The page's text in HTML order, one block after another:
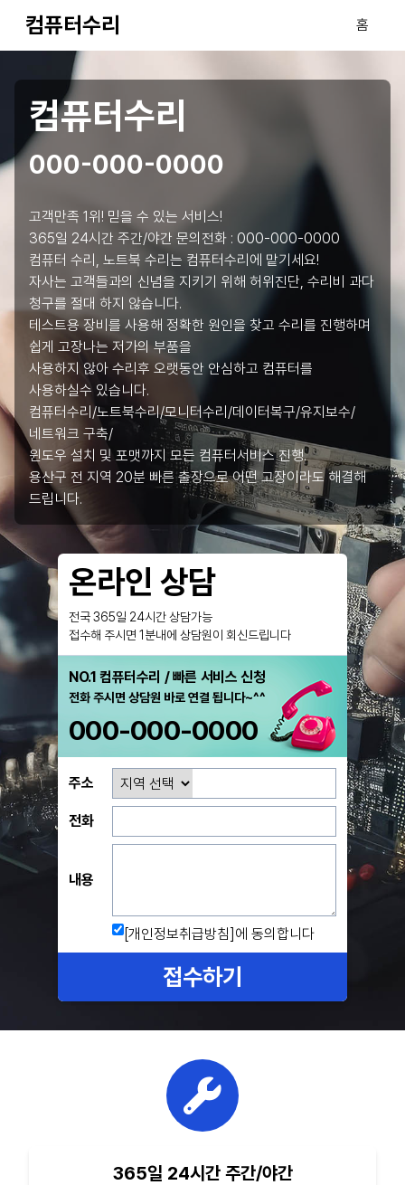
컴퓨터수리 홈
컴퓨터수리
000-000-0000
고객만족 1위! 믿을 수 있는 서비스!
365일 24시간 주간/야간 문의전화 : 000-000-0000
컴퓨터 수리, 노트북 수리는 컴퓨터수리에 맡기세요!
자사는 고객들과의 신념을 지키기 위해 허위진단, 수리비 과다
청구를 절대 하지 않습니다.
테스트용 장비를 사용해 정확한 원인을 찾고 수리를 진행하며
쉽게 고장나는 저가의 부품을
사용하지 않아 수리후 오랫동안 안심하고 컴퓨터를
사용하실수 있습니다.
컴퓨터수리/노트북수리/모니터수리/데이터복구/유지보수/
네트워크 구축/
윈도우 설치 및 포맷까지 모든 컴퓨터서비스 진행.
용산구 전 지역 20분 빠른 출장으로 어떤 고장이라도 해결해
드립니다.
온라인 상담
전국 365일 24시간 상담가능
접수해 주시면 1분내에 상담원이 회신드립니다
NO.1 컴퓨터수리 / 빠른 서비스 신청
전화 주시면 상담원 바로 연결 됩니다~^^
000-000-0000
주소
전화
내용
[개인정보취급방침] 에 동의합니다
접수하기
365일 24시간 주간/야간